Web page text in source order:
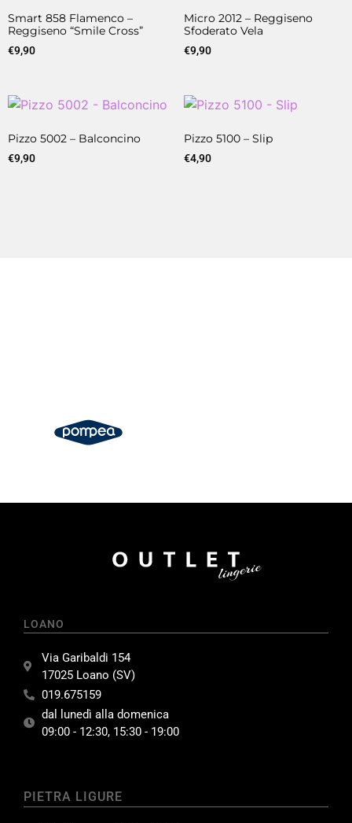
Smart 858 Flamenco –
Reggiseno “smile Cross”
€9,90
Micro 2012 – Reggiseno
Sfoderato Vela
€9,90
Pizzo 5002 – Balconcino
€9,90
Pizzo 5100 – Slip
€4,90
LOANO
Via Garibaldi 154
17025 Loano (SV)
019.675159
dal lunedì alla domenica
09:00 - 12:30, 15:30 - 19:00
PIETRA LIGURE